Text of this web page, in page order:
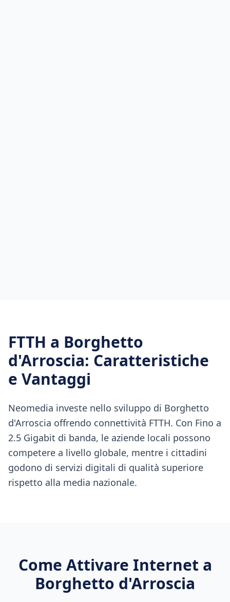
FTTH a Borghetto
d'Arroscia: Caratteristiche
e Vantaggi
Neomedia investe nello sviluppo di Borghetto
d'Arroscia offrendo connettività FTTH. Con Fino a
2.5 Gigabit di banda, le aziende locali possono
competere a livello globale, mentre i cittadini
godono di servizi digitali di qualità superiore
rispetto alla media nazionale.
Come Attivare Internet a
Borghetto d'Arroscia